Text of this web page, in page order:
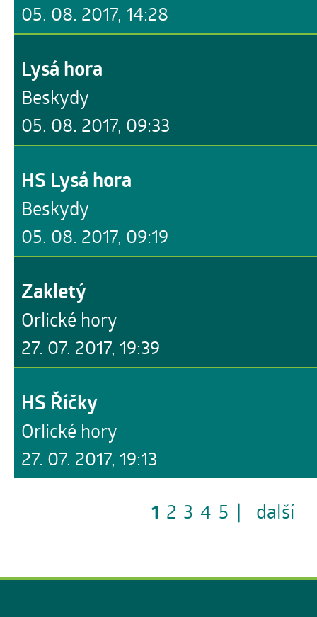
05. 08. 2017, 14:28
05. 08. 2017, 09:33
Lysá hora
Beskydy
05. 08. 2017, 09:19
HS Lysá hora
Beskydy
27. 07. 2017, 19:39
Zakletý
Orlické hory
27. 07. 2017, 19:13
HS Říčky
Orlické hory
1 2 3 4 5 | další